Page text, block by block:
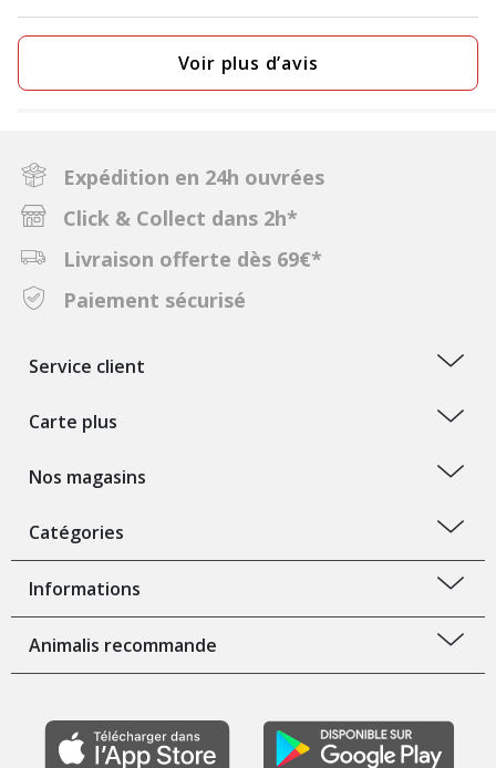
Voir plus d’avis
Expédition en 24h ouvrées
Click & Collect dans 2h*
Livraison offerte dès 69€*
Paiement sécurisé
Service client
Carte plus
Nos magasins
Catégories
Informations
Animalis recommande